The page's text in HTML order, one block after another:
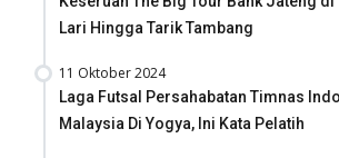
Lari Hingga Tarik Tambang
11 Oktober 2024
Laga Futsal Persahabatan Timnas
Malaysia Di Yogya, Ini Kata Pelatih